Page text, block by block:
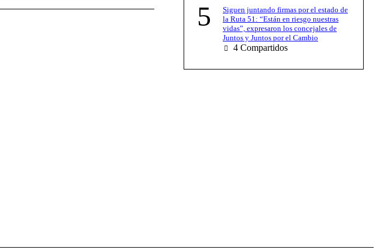
5
Siguen juntando firmas por el estado de
la Ruta 51: “Están en riesgo nuestras
vidas”, expresaron los concejales de
Juntos y Juntos por el Cambio
4 Compartidos